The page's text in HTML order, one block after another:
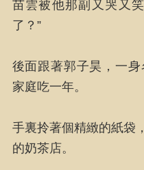
苗雲被他那副又哭又
了？”
後面跟著郭子昊，一
家庭吃一年。
手裏拎著個精緻的紙袋
的奶茶店。